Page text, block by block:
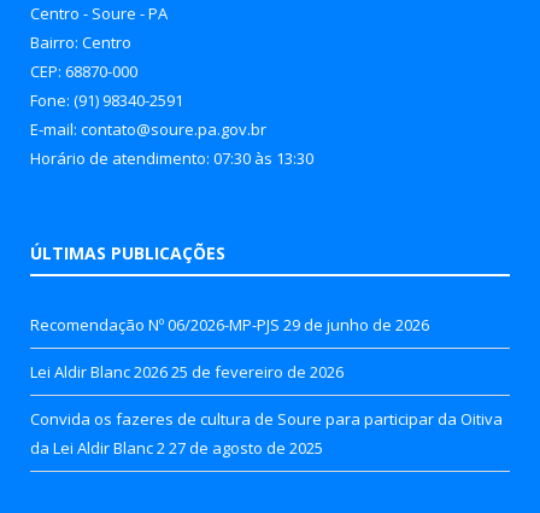
Centro - Soure - PA
Bairro: Centro
CEP: 68870-000
Fone: (91) 98340-2591
E-mail: contato@soure.pa.gov.br
Horário de atendimento: 07:30 às 13:30
ÚLTIMAS PUBLICAÇÕES
Recomendação Nº 06/2026-MP-PJS 29 de junho de 2026
Lei Aldir Blanc 202625 de fevereiro de 2026
Convida os fazeres de cultura de Soure para participar da Oitiva
da Lei Aldir Blanc 2 27 de agosto de 2025